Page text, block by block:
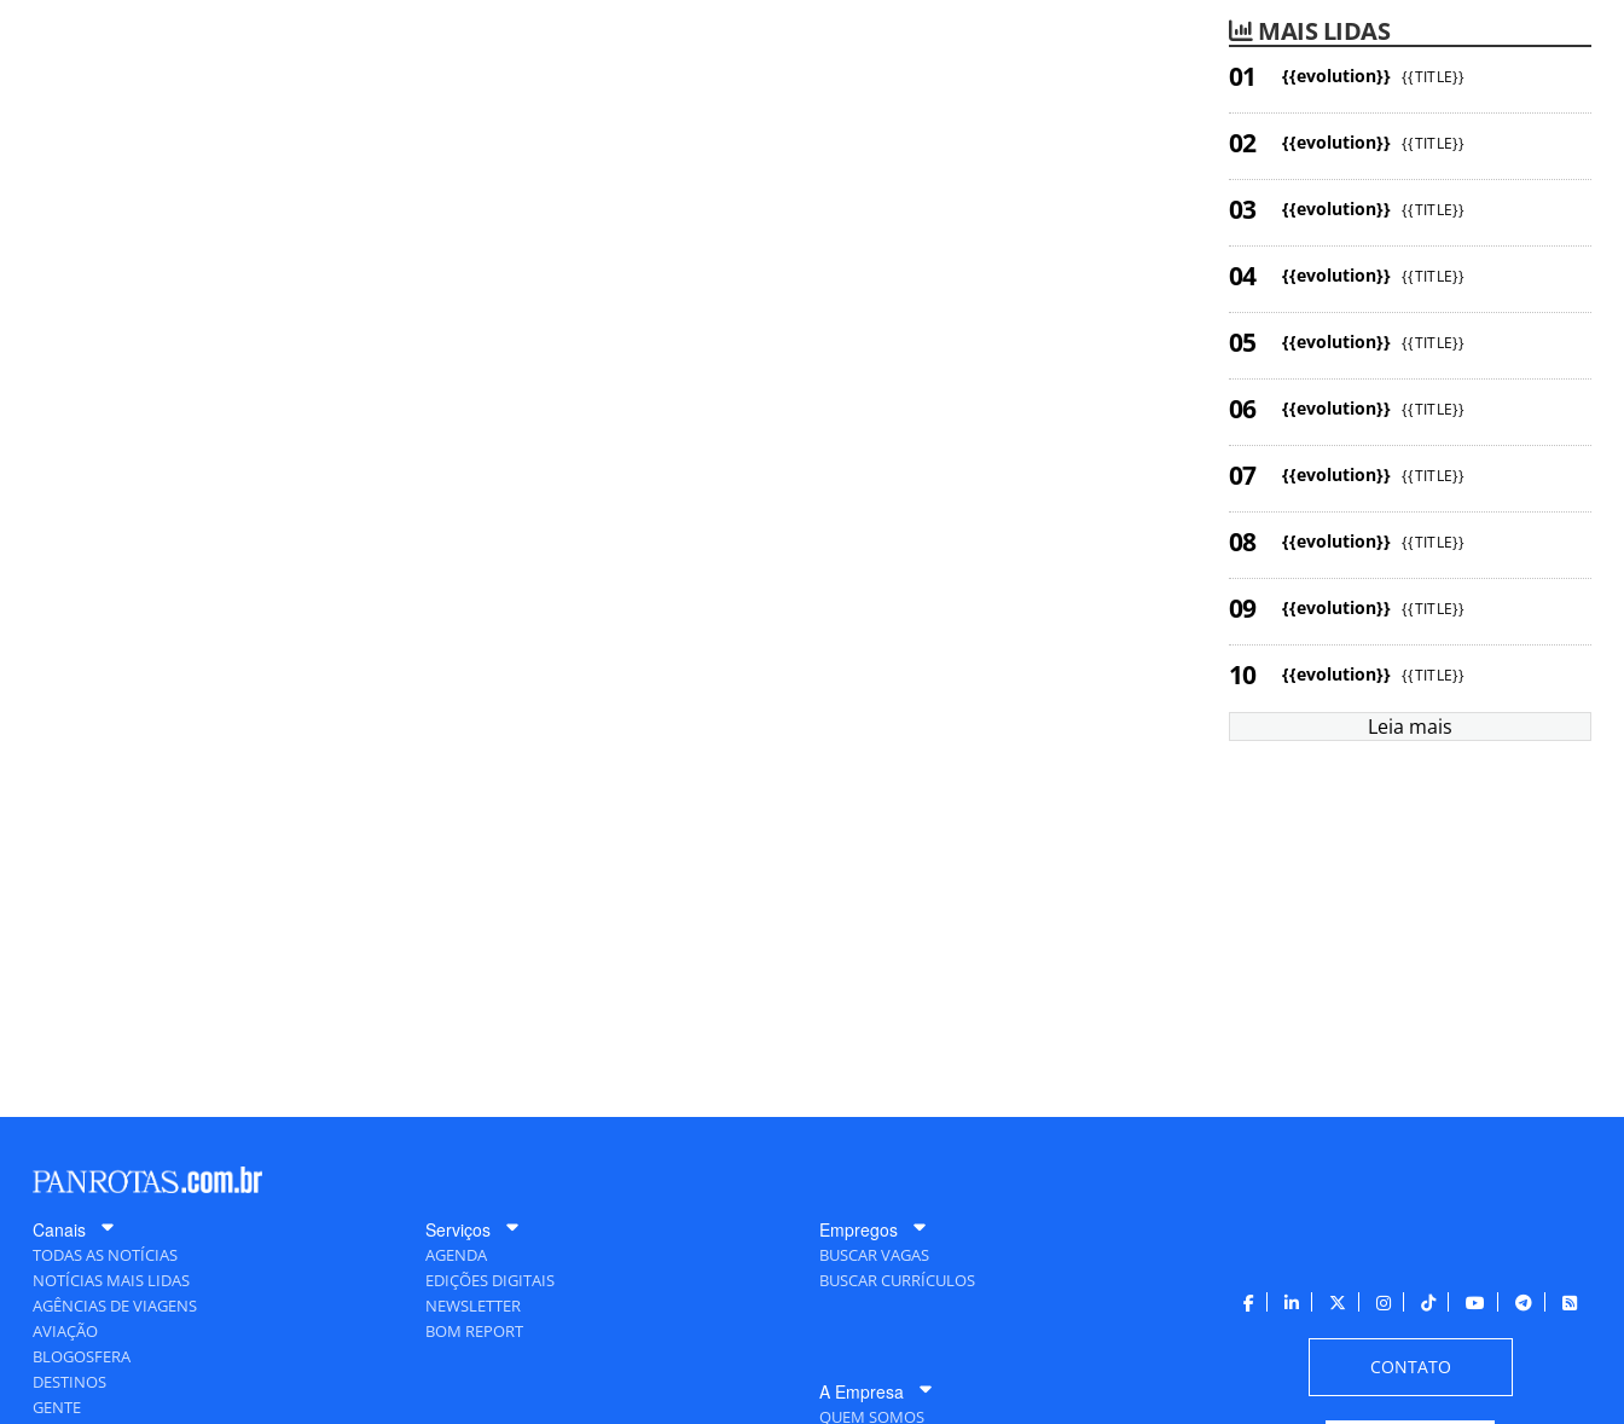
MAIS LIDAS
{{evolution}} {{TITLE}}
{{evolution}} {{TITLE}}
{{evolution}} {{TITLE}}
{{evolution}} {{TITLE}}
{{evolution}} {{TITLE}}
{{evolution}} {{TITLE}}
{{evolution}} {{TITLE}}
{{evolution}} {{TITLE}}
{{evolution}} {{TITLE}}
{{evolution}} {{TITLE}}
Leia mais
Canais
TODAS AS NOTÍCIAS
NOTÍCIAS MAIS LIDAS
AGÊNCIAS DE VIAGENS
AVIAÇÃO
BLOGOSFERA
DESTINOS
GENTE
Serviços
AGENDA
EDIÇÕES DIGITAIS
NEWSLETTER
BOM REPORT
Empregos
BUSCAR VAGAS
BUSCAR CURRÍCULOS
A Empresa
QUEM SOMOS
CONTATO